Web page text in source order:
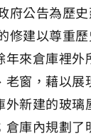
府公告為歷史
修建以尊重歷
年來倉庫裡外
老窗，藉以展
外新建的玻璃
倉庫內規劃了